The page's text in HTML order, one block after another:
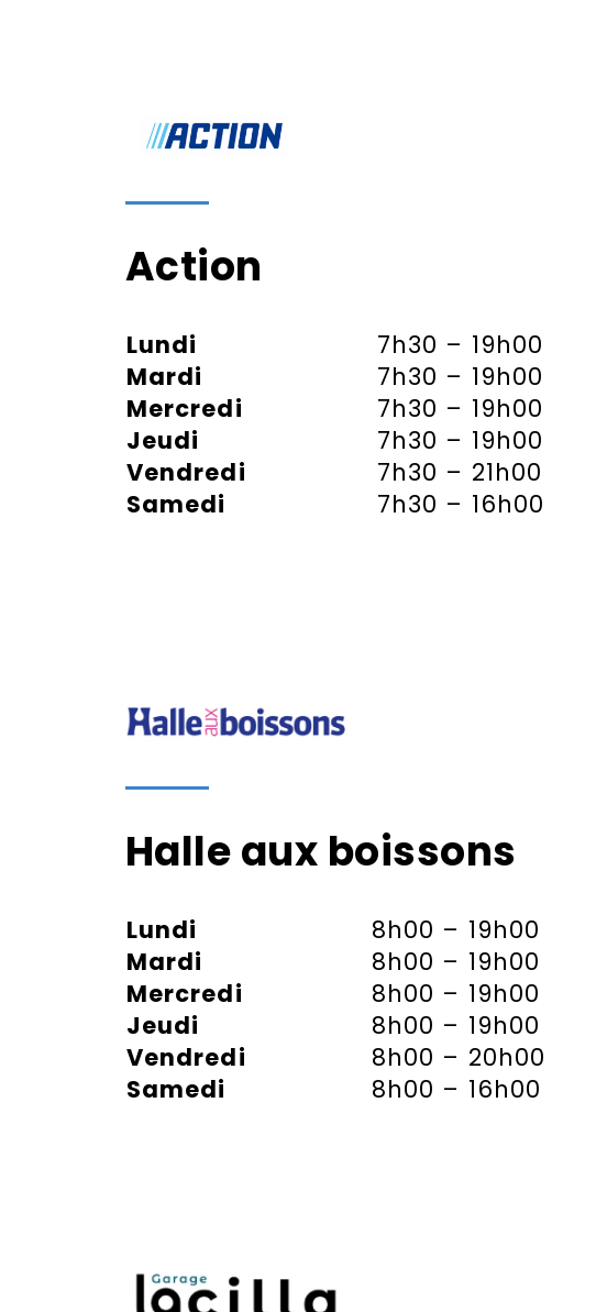
Action
Lundi
7h30 – 19h00
Mardi
7h30 – 19h00
Mercredi
7h30 – 19h00
Jeudi
7h30 – 19h00
Vendredi
7h30 – 21h00
Samedi
7h30 – 16h00
Halle aux boissons
Lundi
8h00 – 19h00
Mardi
8h00 – 19h00
Mercredi
8h00 – 19h00
Jeudi
8h00 – 19h00
Vendredi
8h00 – 20h00
Samedi
8h00 – 16h00